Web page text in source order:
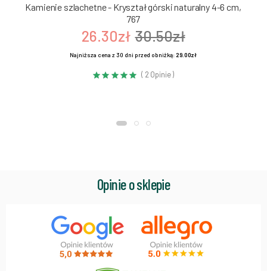
Kamienie szlachetne - Kryształ górski naturalny 4-6 cm,
767
26.30zł 30.50zł
Najniższa cena z 30 dni przed obniżką:29.00zł
( 2 Opinie )
Opinie o sklepie